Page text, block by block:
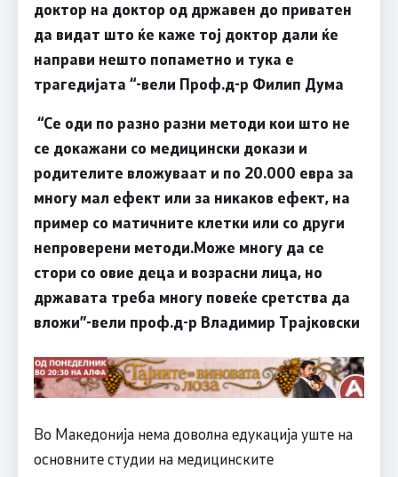
доктор на доктор од државен до приватен
да видат што ќе каже тој доктор дали ќе
направи нешто попаметно и тука е
трагедијата “-вели Проф.д-р Филип Дума
“Се оди по разно разни методи кои што не
се докажани со медицински докази и
родителите вложуваат и по 20.000 евра за
многу мал ефект или за никаков ефект, на
пример со матичните клетки или со други
непроверени методи.Може многу да се
стори со овие деца и возрасни лица, но
државата треба многу повеќе сретства да
вложи”-вели проф.д-р Владимир Трајковски
Во Македонија нема доволна едукација уште на
основните студии на медицинските